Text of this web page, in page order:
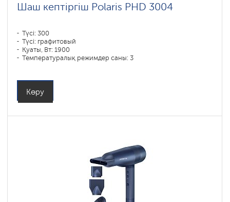
Шаш кептіргіш Polaris PHD 3004
Түсі: 300
Түсі: графитовый
Қуаты, Вт: 1900
Температуралық режимдер саны: 3
Көру